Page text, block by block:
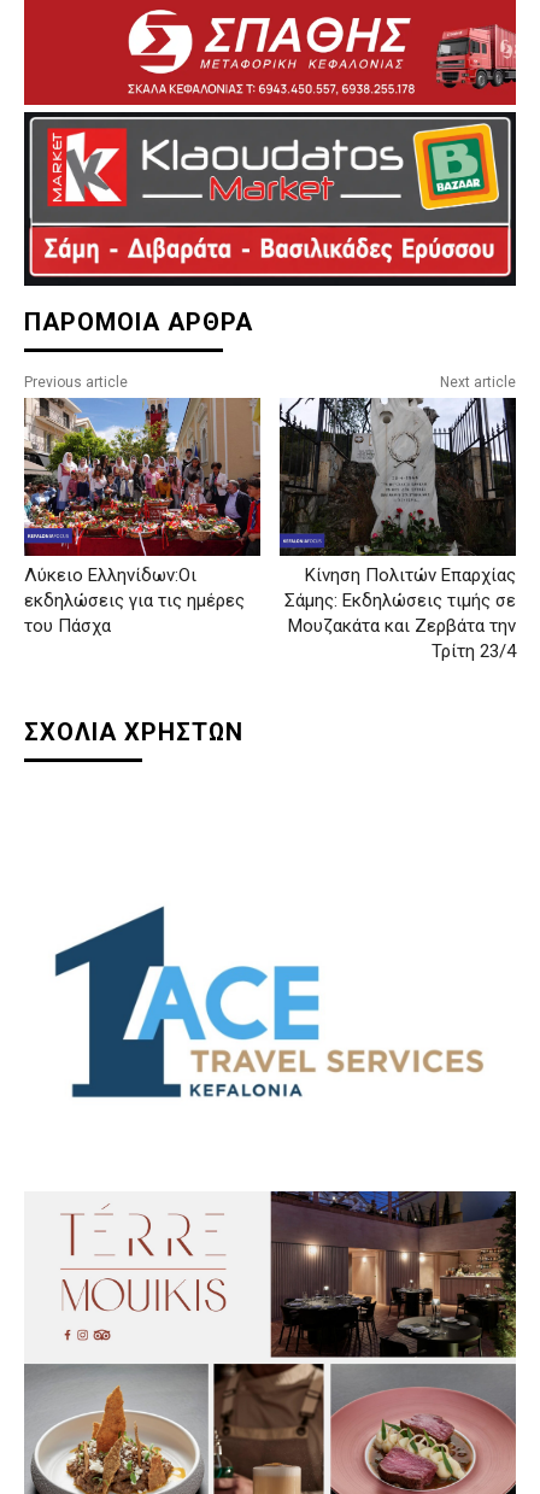
ΠΑΡΟΜΟΙΑ ΑΡΘΡΑ
Previous article
Λύκειο Ελληνίδων:Οι
εκδηλώσεις για τις ημέρες
του Πάσχα
Next article
Κίνηση Πολιτών Επαρχίας
Σάμης: Εκδηλώσεις τιμής σε
Μουζακάτα και Ζερβάτα την
Τρίτη 23/4
ΣΧΟΛΙΑ ΧΡΗΣΤΩΝ